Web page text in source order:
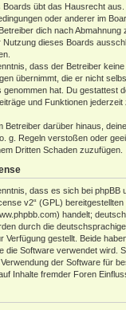
Boards übt das Hausrecht
oder anderer im
dich nach Abmahnung
Nutzung dieses Boards
dass der Betreiber
übernimmt, die er nicht
genommen hat. Du gestattest
und Funktionen
Betreiber darüber hinaus,
g. Regeln verstoßen oder
Dritten Schaden zuzufügen.
dass es sich bei phpBB
v2“ (GPL)
) handelt;
durch die
Verfügung gestellt. Beide
die Software verwendet wird.
der Software für
Inhalte fremder Foren